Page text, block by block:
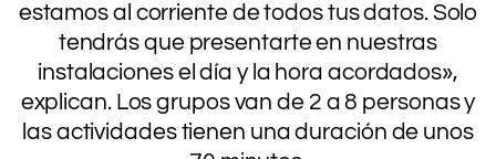
estamos al corriente de todos tus datos. Solo
tendrás que presentarte en nuestras
instalaciones el día y la hora acordados»,
explican. Los grupos van de 2 a 8 personas y
las actividades tienen una duración de unos